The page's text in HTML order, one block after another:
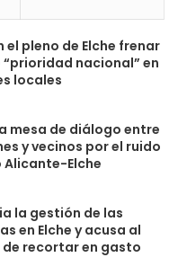
el pleno de Elche frenar
nacional” en
locales
mesa de diálogo entre
y vecinos por el ruido
Elche
la gestión de las
en Elche y acusa al
recortar en gasto